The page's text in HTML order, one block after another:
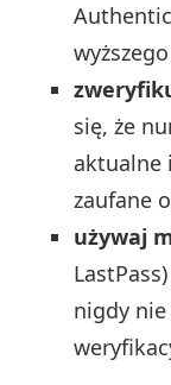
się, że
aktualne
zaufane
używaj
nigdy